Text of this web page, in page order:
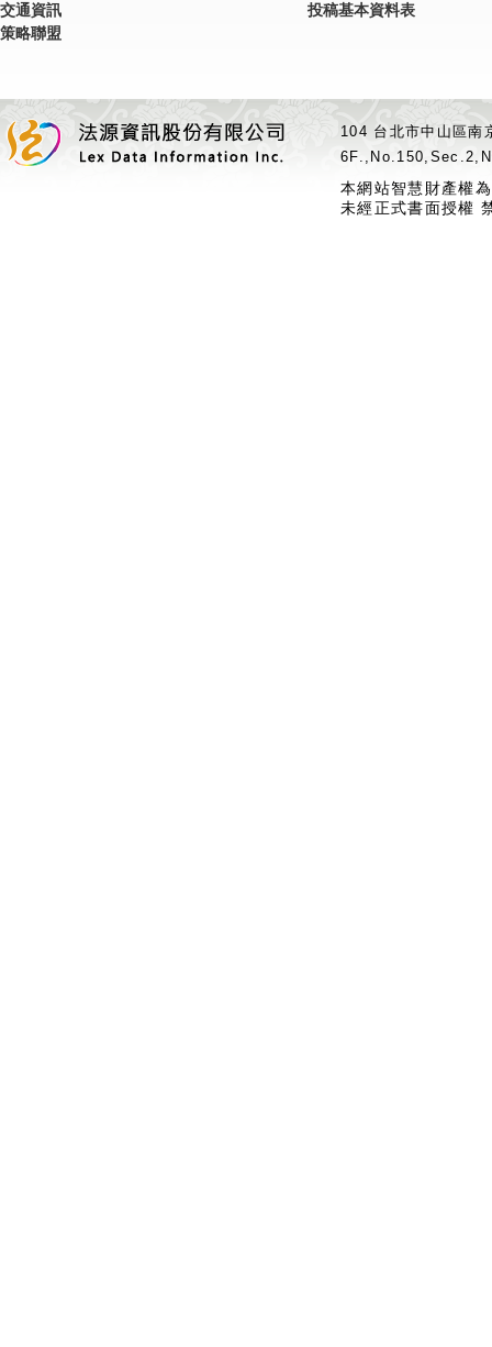
交通資訊
策略聯盟
投稿基本資料表
104 台北市中山區
本網站智慧財產權
未經正式書面授權